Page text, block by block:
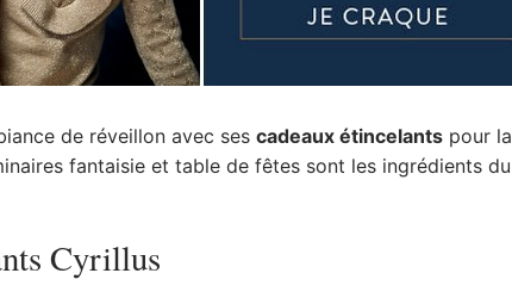
de réveillon avec ses cadeaux étincelantspour la
fantaisie et table de fêtes sont les ingrédients du
Cyrillus